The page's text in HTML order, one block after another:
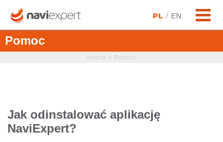
PL / EN
Pomoc
Home > Pomoc
Jak odinstalować aplikację
NaviExpert?